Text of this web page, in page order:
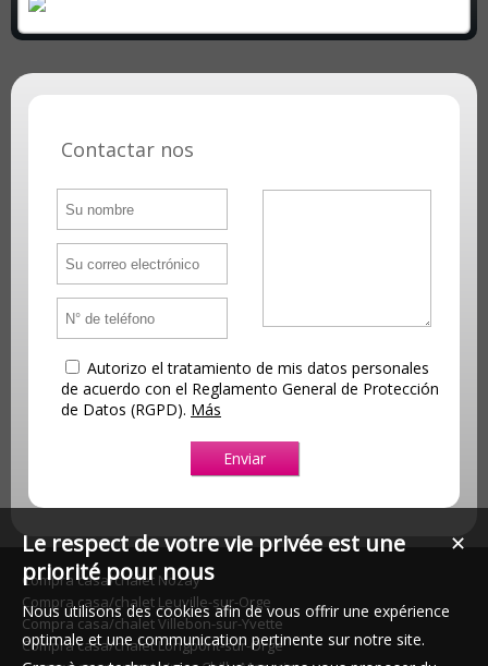
Contactar nos
Autorizo el tratamiento de mis datos personales
de acuerdo con el Reglamento General de Protección
de Datos (RGPD). Más
Compra casa/chalet Nozay
Compra casa/chalet Leuville-sur-Orge
Compra casa/chalet Villebon-sur-Yvette
Compra casa/chalet Longpont-sur-Orge
✕
Le respect de votre vie privée est une
priorité pour nous
Nous utilisons des cookies afin de vous offrir une expérience
optimale et une communication pertinente sur notre site.